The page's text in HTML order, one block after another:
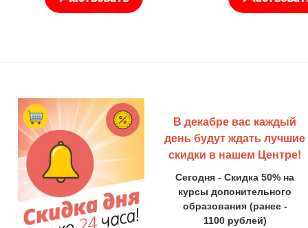
В декабре вас каждый
день будут ждать лучшие
скидки в нашем Центре!
Сегодня - Скидка 50% на
курсы допонительного
образования (ранее -
1100 рублей)